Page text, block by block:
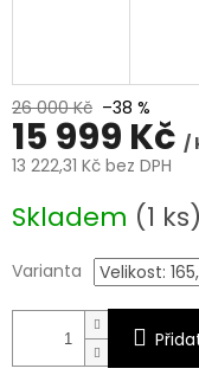
26 000 Kč –38 %
15 999 Kč /
13 222,31 Kč bez DPH
cena:
Skladem (1 ks)
Varianta